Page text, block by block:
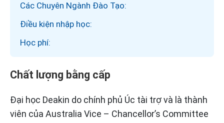
Các Chuyên Ngành Đào Tạo:
Điều kiện nhập học:
Học phí:
Chất lượng bằng cấp
Đại học Deakin do chính phủ Úc tài trợ và là thành
viên của Australia Vice – Chancellor’s Committee